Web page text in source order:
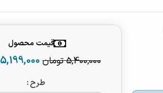
قیمت محصول
5,400,000تومان 5,199,000
طرح